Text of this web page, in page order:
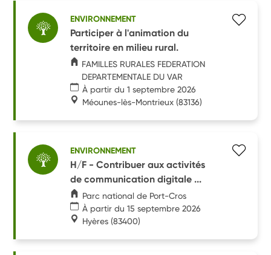
ENVIRONNEMENT
Participer à l'animation du
territoire en milieu rural.
FAMILLES RURALES FEDERATION
DEPARTEMENTALE DU VAR
À partir du 1 septembre 2026
Méounes-lès-Montrieux (83136)
ENVIRONNEMENT
H/F - Contribuer aux activités
de communication digitale ...
Parc national de Port-Cros
À partir du 15 septembre 2026
Hyères (83400)